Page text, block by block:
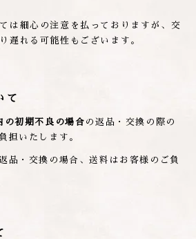
は細心の注意を払っておりますが、交
遅れる可能性もございます。
て
の初期不良の場合 の返品・交換の際の
担いたします。
品・交換の場合、送料はお客様のご負